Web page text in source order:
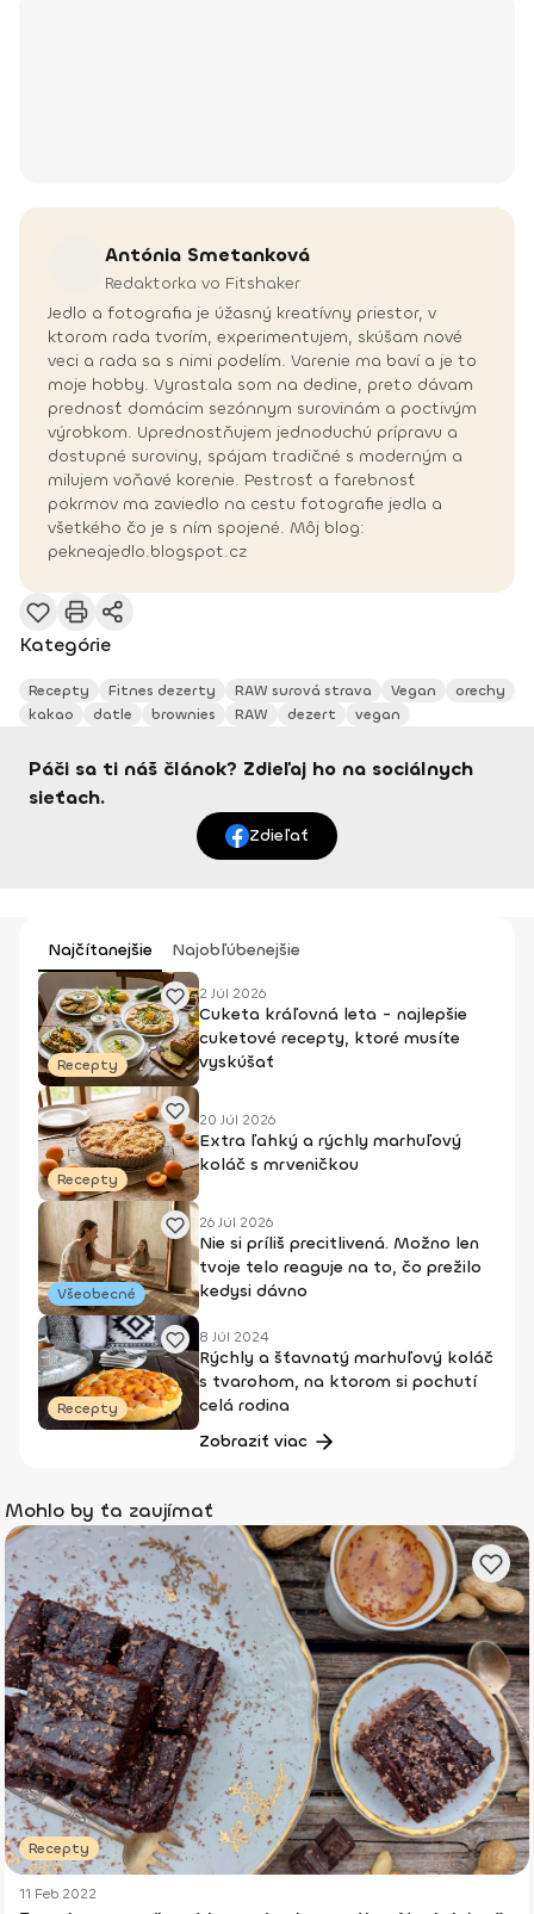
Antónia Smetanková
Redaktorka vo Fitshaker
Jedlo a fotografia je úžasný kreatívny priestor, v
ktorom rada tvorím, experimentujem, skúšam nové
veci a rada sa s nimi podelím. Varenie ma baví a je to
moje hobby. Vyrastala som na dedine, preto dávam
prednosť domácim sezónnym surovinám a poctivým
výrobkom. Uprednostňujem jednoduchú prípravu a
dostupné suroviny, spájam tradičné s moderným a
milujem voňavé korenie. Pestrosť a farebnosť
pokrmov ma zaviedlo na cestu fotografie jedla a
všetkého čo je s ním spojené. Môj blog:
pekneajedlo.blogspot.cz
Kategórie
Recepty Fitnes dezerty RAW surová strava Vegan
orechy
kakao
datle brownies RAW dezert vegan
Páči sa ti náš článok? Zdieľaj ho na sociálnych
sieťach.
Zdieľať
Najčítanejšie Najobľúbenejšie
Recepty
2 Júl 2026
Cuketa kráľovná leta - najlepšie
cuketové recepty, ktoré musíte
vyskúšať
Recepty
20 Júl 2026
Extra ľahký a rýchly marhuľový
koláč s mrveničkou
Všeobecné
26 Júl 2026
Nie si príliš precitlivená. Možno len
tvoje telo reaguje na to, čo prežilo
kedysi dávno
Recepty
8 Júl 2024
Rýchly a šťavnatý marhuľový koláč
s tvarohom, na ktorom si pochutí
celá rodina
Zobraziť viac
Mohlo by ťa zaujímať
Recepty
11 Feb 2022